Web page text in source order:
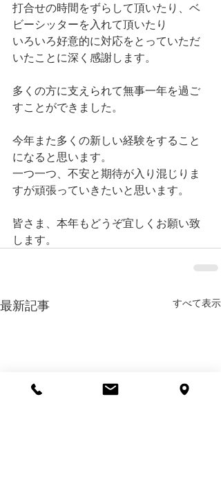
打合せの時間をずらして頂いたり、ベ
ビーシッターを入れて頂いたり
いろいろ好意的に対応をとっていただ
いたことに深く感謝します。
多くの方に支えられて無事一年を過ご
すことができました。
今年また多くの新しい経験をすること
になると思います。
一つ一つ、不安と期待が入り混じりま
すが頑張っていきたいと思います。
皆さま、本年もどうぞ宜しくお願い致
します。
最新記事 すべて表示